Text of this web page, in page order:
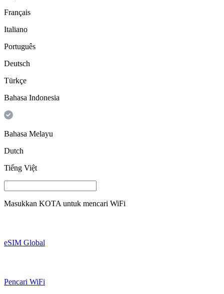
Français
Italiano
Português
Deutsch
Türkçe
Bahasa Indonesia
Bahasa Melayu
Dutch
Tiếng Việt
Masukkan KOTA untuk mencari WiFi
eSIM Global
Pencari WiFi